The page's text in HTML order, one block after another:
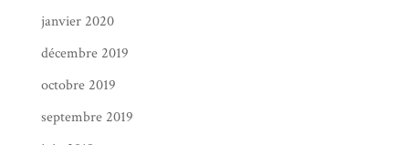
janvier 2020
décembre 2019
octobre 2019
septembre 2019